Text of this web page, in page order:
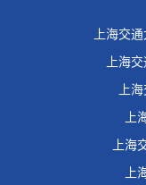
上海交
上海
上
上
上海
上